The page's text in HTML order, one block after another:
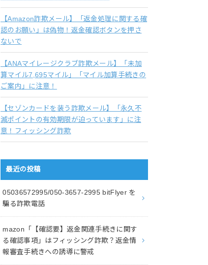
【Amazon詐欺メール】「返金処理に関する確
認のお願い」は偽物！返金確認ボタンを押さ
ないで
【ANAマイレージクラブ詐欺メール】「未加
算マイル7,695マイル」「マイル加算手続きの
ご案内」に注意！
【セゾンカードを装う詐欺メール】「永久不
滅ポイントの有効期限が迫っています」に注
意！フィッシング詐欺
最近の投稿
05036572995/050-3657-2995 bitFlyer を
騙る詐欺電話
mazon「【確認要】返金関連手続きに関す
る確認事項」はフィッシング詐欺？返金情
報審査手続きへの誘導に警戒